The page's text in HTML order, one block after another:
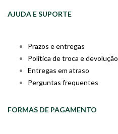
AJUDA E SUPORTE
Prazos e entregas
Política de troca e devolução
Entregas em atraso
Perguntas frequentes
FORMAS DE PAGAMENTO